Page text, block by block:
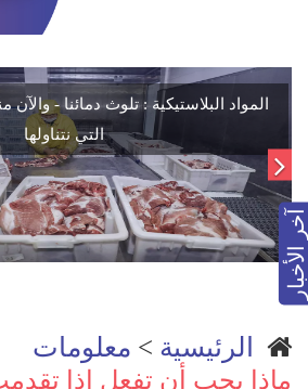
آخر الأخبار
هولندا لديها سادس أعلى دخل متاح في
الرئيسية > معلومات
ماذا يجب أن تفعل إذا